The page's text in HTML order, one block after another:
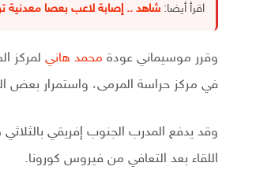
اقرأ أيضا: شاهد .. إصابة لاعب بعصا معدنية
وقرر موسيماني عودة محمد هاني لمركز
في مركز حراسة المرمى، واستمرار بعض
وقد يدفع المدرب الجنوب إفريقي
اللقاء بعد التعافي من فيروس كورونا.